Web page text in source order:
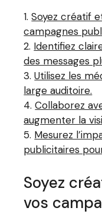
Soyez créatif
campagnes
Identifiez
des messages
Utilisez les
large auditoire.
Collaborez
augmenter la
Mesurez
publicitaires
Soyez
vos